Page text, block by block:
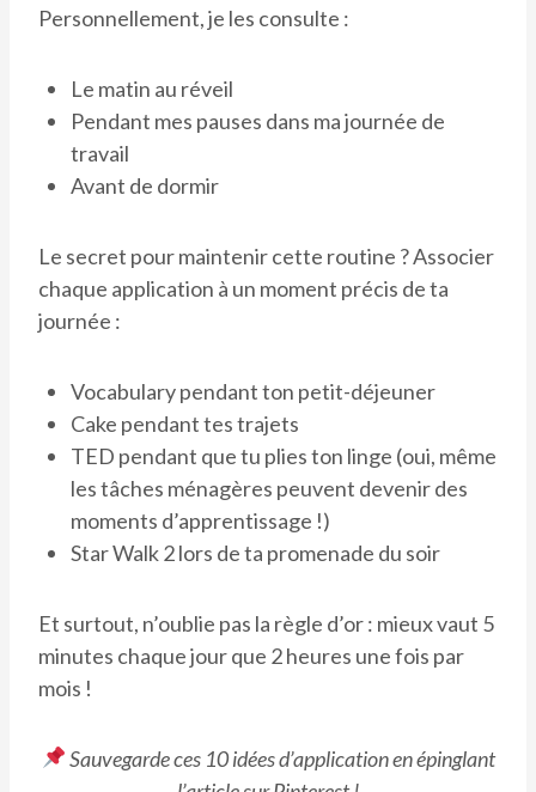
Personnellement, je les consulte :
Le matin au réveil
Pendant mes pauses dans ma journée de
travail
Avant de dormir
Le secret pour maintenir cette routine ? Associer
chaque application à un moment précis de ta
journée :
Vocabulary pendant ton petit-déjeuner
Cake pendant tes trajets
TED pendant que tu plies ton linge (oui, même
les tâches ménagères peuvent devenir des
moments d’apprentissage !)
Star Walk 2 lors de ta promenade du soir
Et surtout, n’oublie pas la règle d’or : mieux vaut 5
minutes chaque jour que 2 heures une fois par
mois !
Sauvegarde ces 10 idées d’application en épinglant